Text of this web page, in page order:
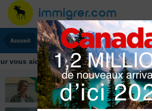
Accueil
vous aider tout au long de votre transition